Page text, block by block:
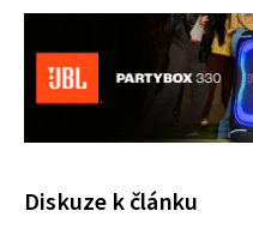
Diskuze k článku